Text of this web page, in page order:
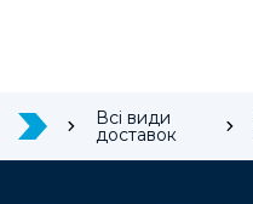
Всі види
доставок